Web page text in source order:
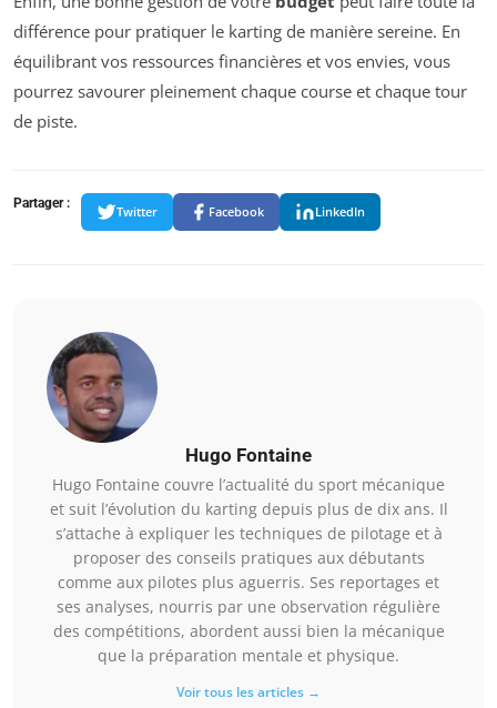
différence pour pratiquer le karting de manière sereine. En
équilibrant vos ressources financières et vos envies, vous
pourrez savourer pleinement chaque course et chaque tour
de piste.
Partager :
Twitter Facebook LinkedIn
Hugo Fontaine
Hugo Fontaine couvre l’actualité du sport mécanique
et suit l’évolution du karting depuis plus de dix ans. Il
s’attache à expliquer les techniques de pilotage et à
proposer des conseils pratiques aux débutants
comme aux pilotes plus aguerris. Ses reportages et
ses analyses, nourris par une observation régulière
des compétitions, abordent aussi bien la mécanique
que la préparation mentale et physique.
Voir tous les articles →